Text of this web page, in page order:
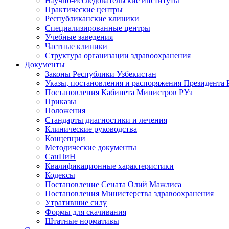
Практические центры
Республиканские клиники
Специализированные центры
Учебные заведения
Частные клиники
Структура организации здравоохранения
Документы
Законы Республики Узбекистан
Указы, постановления и распоряжения Президента
Постановления Кабинета Министров РУз
Приказы
Положения
Стандарты диагностики и лечения
Клинические руководства
Концепции
Методические документы
СанПиН
Квалификационные характеристики
Кодексы
Постановление Сената Олий Мажлиса
Постановления Министерства здравоохранения
Утратившие силу
Формы для скачивания
Штатные нормативы